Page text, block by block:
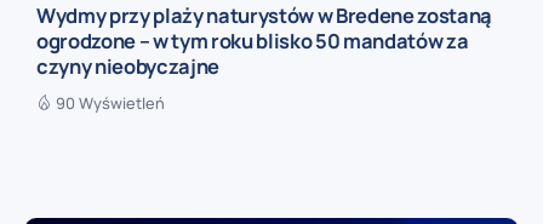
Wydmy przy plaży naturystów w Bredene zostaną
ogrodzone – w tym roku blisko 50 mandatów za
czyny nieobyczajne
90 Wyświetleń